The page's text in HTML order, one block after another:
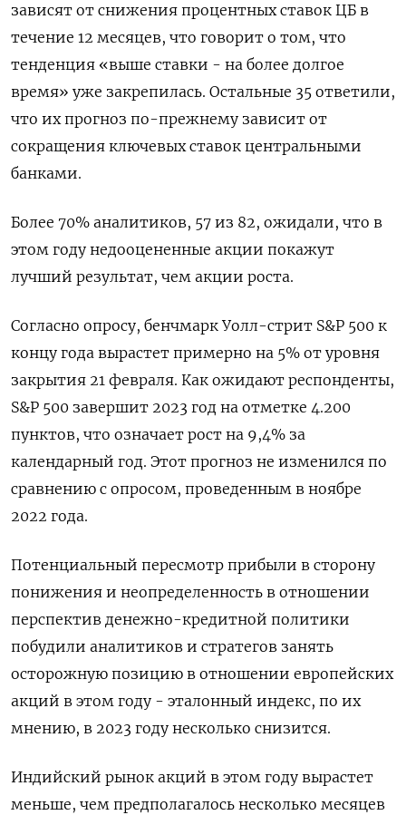
зависят от снижения процентных ставок ЦБ в
течение 12 месяцев, что говорит о том, что
тенденция «выше ставки - на более долгое
время» уже закрепилась. Остальные 35 ответили,
что их прогноз по-прежнему зависит от
сокращения ключевых ставок центральными
банками.
Более 70% аналитиков, 57 из 82, ожидали, что в
этом году недооцененные акции покажут
лучший результат, чем акции роста.
Согласно опросу, бенчмарк Уолл-стрит S&P 500 к
концу года вырастет примерно на 5% от уровня
закрытия 21 февраля. Как ожидают респонденты,
S&P 500 завершит 2023 год на отметке 4.200
пунктов, что означает рост на 9,4% за
календарный год. Этот прогноз не изменился по
сравнению с опросом, проведенным в ноябре
2022 года.
Потенциальный пересмотр прибыли в сторону
понижения и неопределенность в отношении
перспектив денежно-кредитной политики
побудили аналитиков и стратегов занять
осторожную позицию в отношении европейских
акций в этом году - эталонный индекс, по их
мнению, в 2023 году несколько снизится.
Индийский рынок акций в этом году вырастет
меньше, чем предполагалось несколько месяцев